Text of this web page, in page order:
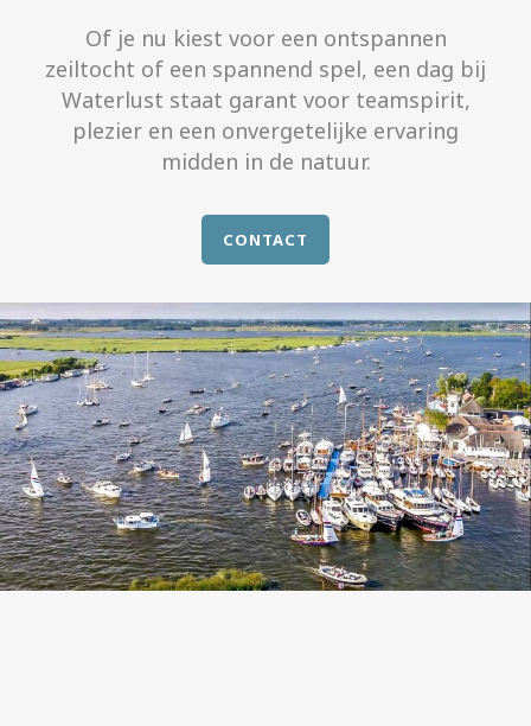
Of je nu kiest voor een ontspannen
zeiltocht of een spannend spel, een dag bij
Waterlust staat garant voor teamspirit,
plezier en een onvergetelijke ervaring
midden in de natuur.
CONTACT